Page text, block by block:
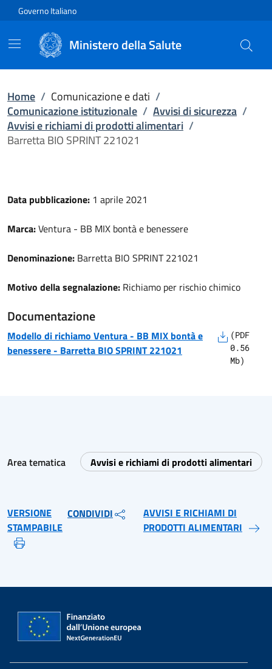
Vai direttamente al contenuto
Governo Italiano
Ministero della Salute
Home / Comunicazione e dati /
Comunicazione istituzionale / Avvisi di sicurezza /
Avvisi e richiami di prodotti alimentari /
Barretta BIO SPRINT 221021
Data pubblicazione: 1 aprile 2021
Marca:Ventura - BB MIX bontà e benessere
Denominazione: Barretta BIO SPRINT 221021
Motivo della segnalazione: Richiamo per rischio chimico
Documentazione
Modello di richiamo Ventura - BB MIX bontà e
benessere- Barretta BIO SPRINT 221021
(PDF
0.56
Mb)
Area tematica Avvisi e richiami di prodotti alimentari
VERSIONE
STAMPABILE
CONDIVIDI
AVVISI E RICHIAMI DI
PRODOTTI ALIMENTARI